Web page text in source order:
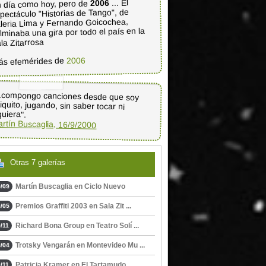
día como hoy, pero de2006 ... El
"Historias de Tango", de
Lima y Fernando Goicochea,
una gira por todo el país en la
Zitarrosa
efemérides de 2006
canciones desde que soy
jugando, sin saber tocar ni
Buscaglia, 16/9/2000
Otras 7 galerías
09 Martín Buscaglia en Ciclo Nuevo
05 Premios Graffiti 2003 en Sala Zit ...
11 Richard Bona Group en Teatro Solí ...
04 Trotsky Vengarán en Montevideo Mu ...
11